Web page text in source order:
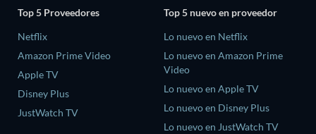
Top 5 Proveedores
Netflix
Amazon Prime Video
Apple TV
Disney Plus
JustWatch TV
Top 5 nuevo en proveedor
Lo nuevo en Netflix
Lo nuevo en Amazon Prime
Video
Lo nuevo en Apple TV
Lo nuevo en Disney Plus
Lo nuevo en JustWatch TV